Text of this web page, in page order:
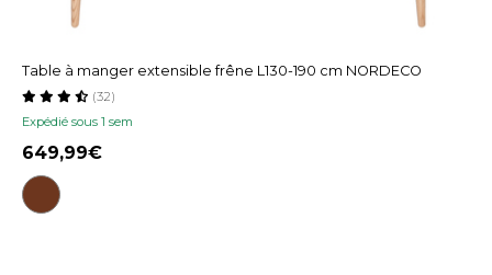
Table à manger extensible frêne L130-190 cm NORDECO
Expédié sous 1 sem
(32)
649,99